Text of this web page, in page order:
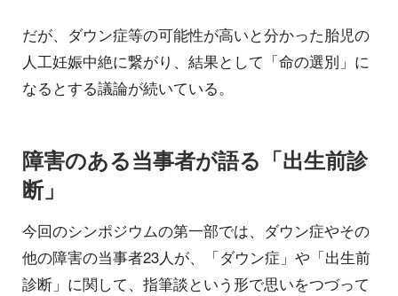
だが、ダウン症等の可能性が高いと分かった胎児の
人工妊娠中絶に繋がり、結果として「命の選別」に
なるとする議論が続いている。
障害のある当事者が語る「出生前診
断」
今回のシンポジウムの第一部では、ダウン症やその
他の障害の当事者23人が、「ダウン症」や「出生前
診断」に関して、指筆談という形で思いをつづって